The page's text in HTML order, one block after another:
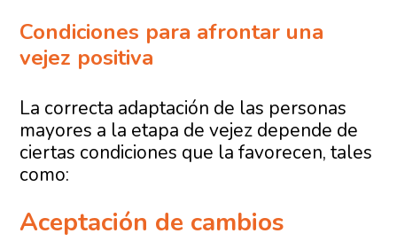
Condiciones para afrontar una
vejez positiva
La correcta adaptación de las personas
mayores a la etapa de vejez depende de
ciertas condiciones que la favorecen, tales
como:
Aceptación de cambios